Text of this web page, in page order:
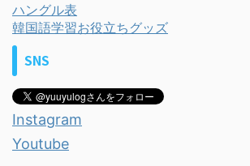
ハングル表
韓国語学習お役立ちグッズ
SNS
Instagram
Youtube